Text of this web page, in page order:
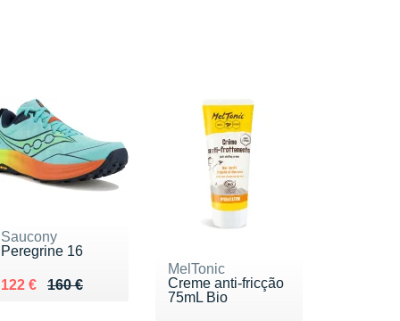
Saucony
Peregrine 16
160 €
Au lieu de 160 €
122 €
Vendu 122 €
MelTonic
Creme anti-fricção
75mL Bio